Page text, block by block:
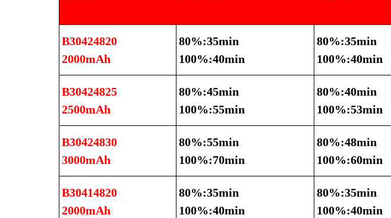
B30424820
2000mAh
80%:35min
100%:40min
80%:35min
100%:40min
B30424825
2500mAh
80%:45min
100%:55min
80%:40min
100%:53min
B30424830
3000mAh
80%:55min
100%:70min
80%:48min
100%:60min
B30414820
2000mAh
80%:35min
100%:40min
80%:35min
100%:40min